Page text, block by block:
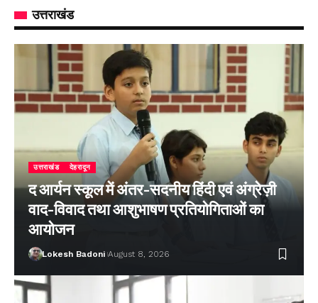
उत्तराखंड
उत्तराखंड देहरादून
द आर्यन स्कूल में अंतर-सदनीय हिंदी एवं अंग्रेज़ी
वाद-विवाद तथा आशुभाषण प्रतियोगिताओं का
आयोजन
Lokesh Badoni August 8, 2026